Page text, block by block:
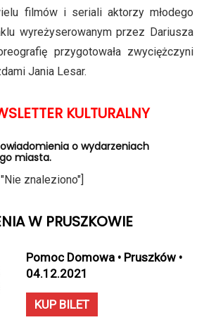
filmów i seriali aktorzy młodego
wyreżyserowanym przez Dariusza
przygotowała zwyciężczyni
Jania Lesar.
KULTURALNY
o wydarzeniach
miasta.
znaleziono"]
W PRUSZKOWIE
Pomoc Domowa • Pruszków •
04.12.2021
KUP BILET